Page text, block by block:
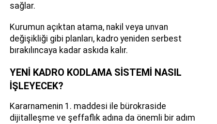
sağlar.
Kurumun açıktan atama, nakil veya unvan
değişikliği gibi planları, kadro yeniden serbest
bırakılıncaya kadar askıda kalır.
YENİ KADRO KODLAMA SİSTEMİ NASIL
İŞLEYECEK?
Kararnamenin 1. maddesi ile bürokraside
dijitalleşme ve şeffaflık adına da önemli bir adım